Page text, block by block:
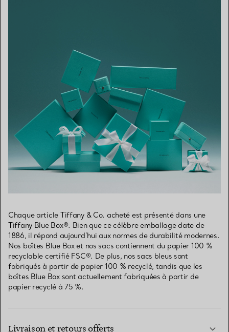
Chaque article Tiffany & Co. acheté est présenté dans une
Tiffany Blue Box®. Bien que ce célèbre emballage date de
1886, il répond aujourd’hui aux normes de durabilité modernes.
Nos boîtes Blue Box et nos sacs contiennent du papier 100 %
recyclable certifié FSC®. De plus, nos sacs bleus sont
fabriqués à partir de papier 100 % recyclé, tandis que les
boîtes Blue Box sont actuellement fabriquées à partir de
papier recyclé à 75 %.
Livraison et retours offerts